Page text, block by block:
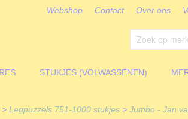
Webshop Contact Over ons
STUKJES (VOLWASSENEN)
> Legpuzzels 751-1000 stukjes > Jumbo - Jan